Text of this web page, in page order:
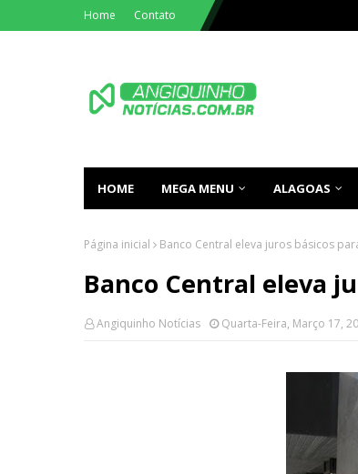
Home Contato
HOME MEGA MENU ALAGOAS
Página inicial Banco Central eleva juros básicos
Banco Central eleva
Angiquinho Notícias Quarta-Feira, Março 17,